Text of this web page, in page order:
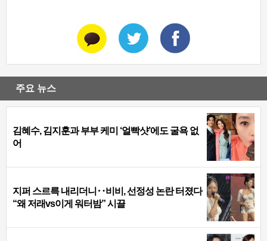
주요 뉴스
김혜수, 김지훈과 부부 케미 ‘얼빡샷’에도 굴욕 없
어
지퍼 스르륵 내리더니‥비비, 선정성 논란 터졌다
“왜 저래vs이게 워터밤” 시끌